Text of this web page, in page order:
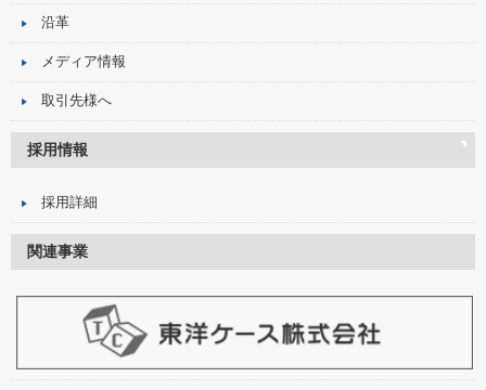
沿革
メディア情報
取引先様へ
採用情報
採用詳細
関連事業